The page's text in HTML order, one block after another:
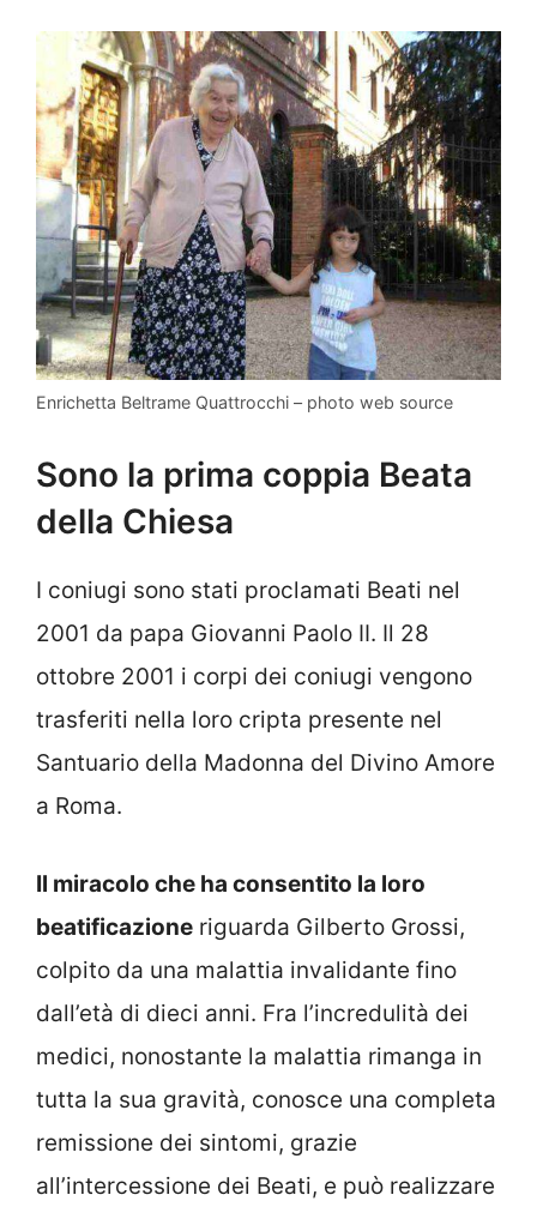
Enrichetta Beltrame Quattrocchi – photo web source
Sono la prima coppia Beata
della Chiesa
I coniugi sono stati proclamati Beati nel
2001 da papa Giovanni Paolo II. Il 28
ottobre 2001 i corpi dei coniugi vengono
trasferiti nella loro cripta presente nel
Santuario della Madonna del Divino Amore
a Roma.
Il miracolo che ha consentito la loro
beatificazione riguarda Gilberto Grossi,
colpito da una malattia invalidante fino
dall’età di dieci anni. Fra l’incredulità dei
medici, nonostante la malattia rimanga in
tutta la sua gravità, conosce una completa
remissione dei sintomi, grazie
all’intercessione dei Beati, e può realizzare